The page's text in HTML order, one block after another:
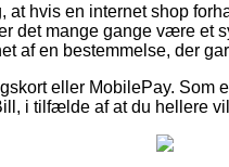
hvis en internet shop
det mange gange være et
af en bestemmelse, der
eller MobilePay. Som
i tilfælde af at du hellere